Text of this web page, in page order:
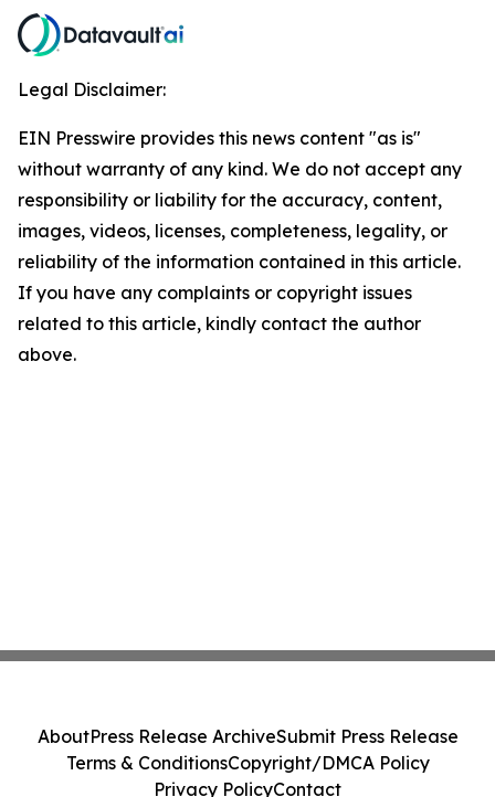
Legal Disclaimer:
EIN Presswire provides this news content "as is"
without warranty of any kind. We do not accept any
responsibility or liability for the accuracy, content,
images, videos, licenses, completeness, legality, or
reliability of the information contained in this article.
If you have any complaints or copyright issues
related to this article, kindly contact the author
above.
AboutPress Release ArchiveSubmit Press Release
Terms & ConditionsCopyright/DMCA Policy
Privacy PolicyContact